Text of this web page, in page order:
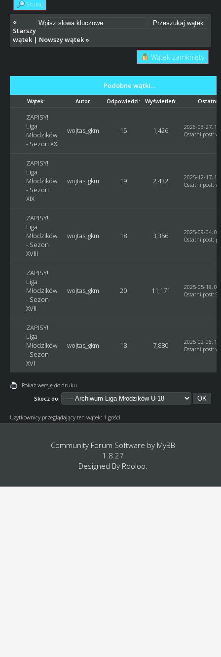
Szukaj
«
Starszy
wątek| Nowszy wątek»
Wątek zamknięty
Podobne wątki…
Wątek: Autor Odpowiedzi: Wyświetleń: Ostatni
ZAPISY!
Liga
Młodzików
- Sezon XX
wojtas_gkm 15 1,426
2026-03-27,
Ostatni post:
ZAPISY!
Liga
Młodzików
- Sezon
XIX
wojtas_gkm 19 2,432
2025-12-17,
Ostatni post:
ZAPISY!
Liga
Młodzików
- Sezon
XVIII
wojtas_gkm 18 3,356
2025-09-04,
Ostatni post:
ZAPISY!
Liga
Młodzików
- Sezon
XVII
wojtas_gkm 20 11,171
2025-05-18,
Ostatni post:
ZAPISY!
Liga
Młodzików
- Sezon
XVI
wojtas_gkm 18 7,880
2025-02-06,
Ostatni post:
Pokaż wersję do druku
Skocz do:
Użytkownicy przeglądający ten wątek: 1 gości
Community Forum Software by MyBB
1.8.27
Designed By Rooloo.